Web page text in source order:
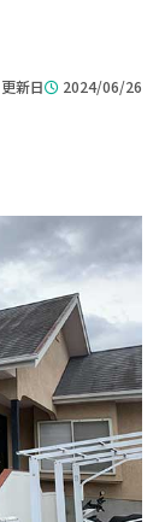
更新日 2024/06/26